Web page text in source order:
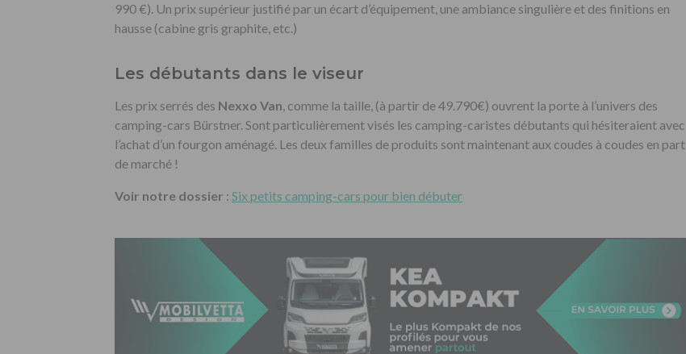
990 €). Un prix supérieur justifié par un écart d’équipement, une ambiance singulière et des finitions en
hausse (cabine gris graphite, etc.)
Les débutants dans le viseur
Les prix serrés des Nexxo Van, comme la taille, (à partir de 49.790€) ouvrent la porte à l’univers des
camping-cars Bürstner. Sont particulièrement visés les camping-caristes débutants qui hésiteraient avec
l’achat d’un fourgon aménagé. Les deux familles de produits sont maintenant aux coudes à coudes en part
de marché !
Voir notre dossier : Six petits camping-cars pour bien débuter